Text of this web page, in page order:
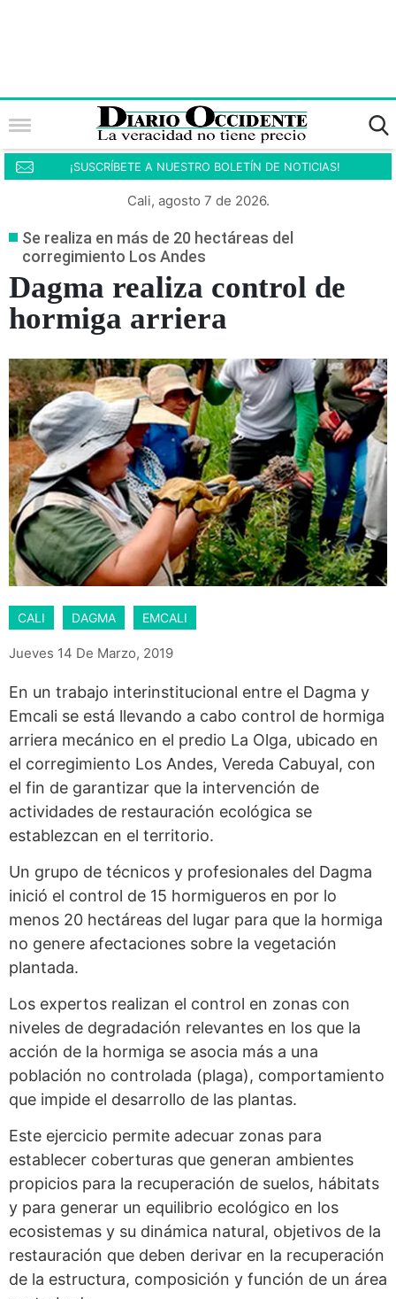
¡SUSCRÍBETE A NUESTRO BOLETÍN DE NOTICIAS!
Cali, agosto 7 de 2026.
Se realiza en más de 20 hectáreas del
corregimiento Los Andes
Dagma realiza control de
hormiga arriera
CALI DAGMA EMCALI
Jueves 14 De Marzo, 2019
En un trabajo interinstitucional entre el Dagma y
Emcali se está llevando a cabo control de hormiga
arriera mecánico en el predio La Olga, ubicado en
el corregimiento Los Andes, Vereda Cabuyal, con
el fin de garantizar que la intervención de
actividades de restauración ecológica se
establezcan en el territorio.
Un grupo de técnicos y profesionales del Dagma
inició el control de 15 hormigueros en por lo
menos 20 hectáreas del lugar para que la hormiga
no genere afectaciones sobre la vegetación
plantada.
Los expertos realizan el control en zonas con
niveles de degradación relevantes en los que la
acción de la hormiga se asocia más a una
población no controlada (plaga), comportamiento
que impide el desarrollo de las plantas.
Este ejercicio permite adecuar zonas para
establecer coberturas que generan ambientes
propicios para la recuperación de suelos, hábitats
y para generar un equilibrio ecológico en los
ecosistemas y su dinámica natural, objetivos de la
restauración que deben derivar en la recuperación
de la estructura, composición y función de un área